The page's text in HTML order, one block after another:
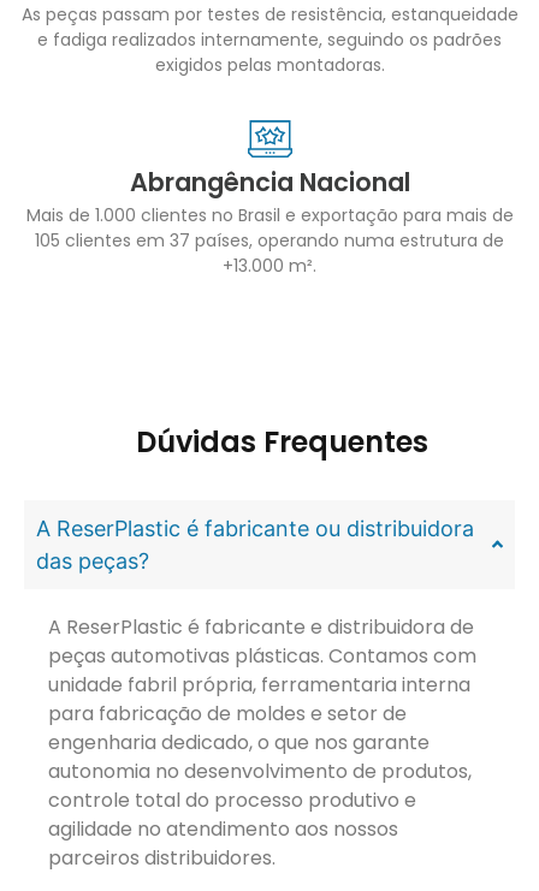
As peças passam por testes de resistência, estanqueidade
e fadiga realizados internamente, seguindo os padrões
exigidos pelas montadoras.
Abrangência Nacional
Mais de 1.000 clientes no Brasil e exportação para mais de
105 clientes em 37 países, operando numa estrutura de
+13.000 m².
Dúvidas Frequentes
A ReserPlastic é fabricante ou distribuidora
das peças?
A ReserPlastic é fabricante e distribuidora de
peças automotivas plásticas. Contamos com
unidade fabril própria, ferramentaria interna
para fabricação de moldes e setor de
engenharia dedicado, o que nos garante
autonomia no desenvolvimento de produtos,
controle total do processo produtivo e
agilidade no atendimento aos nossos
parceiros distribuidores.